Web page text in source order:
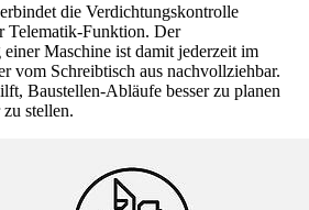
die Verdichtungskontrolle
Telematik-Funktion. Der
Maschine ist damit jederzeit im
vom Schreibtisch aus nachvollziehbar.
Baustellen-Abläufe besser zu planen
stellen.